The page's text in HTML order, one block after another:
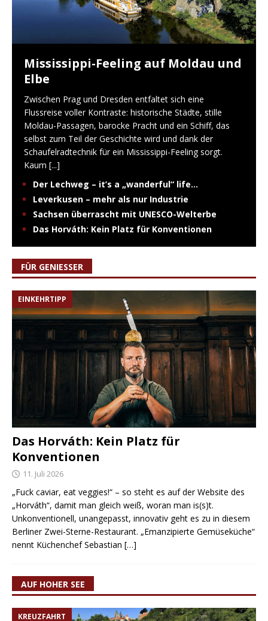
Mississippi-Feeling auf Moldau und
Elbe
Zwischen Prag und Dresden entfaltet sich eine
Flussreise voller Kontraste: historische Städte, stille
Moldau-Passagen, barocke Pracht und ein Schiff, das
selbst zum Teil der Geschichte wird und dank der
Schaufelradtechnik für ein Mississippi-Feeling sorgt.
Kaum [...]
Der Lechweg – it’s a „wanderful“ life…
Leverkusen – mehr als nur Industrie
Sachsen überrascht mit UNESCO-Welterbe
Das Horváth: Kein Platz für Konventionen
FÜR GENIESSER
EINKEHRTIPP
Das Horváth: Kein Platz für
Konventionen
11. Juli 2026
„Fuck caviar, eat veggies!“ – so steht es auf der Website des
„Horváth“, damit man gleich weiß, woran man is(s)t.
Unkonventionell, unangepasst, innovativ geht es zu in diesem
Berliner Zwei-Sterne-Restaurant. „Emanzipierte Gemüseküche“
nennt Küchenchef Sebastian […]
AUF HOHER SEE
KREUZFAHRT